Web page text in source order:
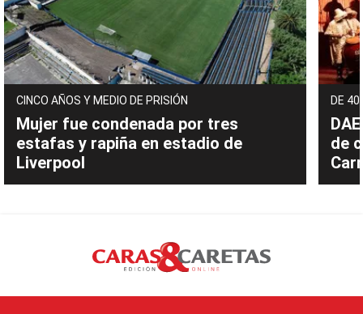
CINCO AÑOS Y MEDIO DE PRISIÓN
Mujer fue condenada por tres
estafas y rapiña en estadio de
Liverpool
DE
de